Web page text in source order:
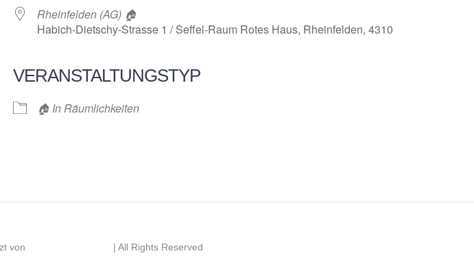
Rheinfelden (AG) 🏠
Habich-Dietschy-Strasse 1 / Seffel-Raum Rotes Haus, Rheinfelden, 4310
VERANSTALTUNGSTYP
🏠 In Räumlichkeiten
von | All Rights Reserved